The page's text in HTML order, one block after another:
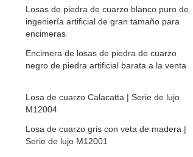
Losas de piedra de cuarzo blanco puro de
ingeniería artificial de gran tamaño para
encimeras
Encimera de losas de piedra de cuarzo
negro de piedra artificial barata a la venta
Losa de cuarzo Calacatta | Serie de lujo
M12004
Losa de cuarzo gris con veta de madera |
Serie de lujo M12001